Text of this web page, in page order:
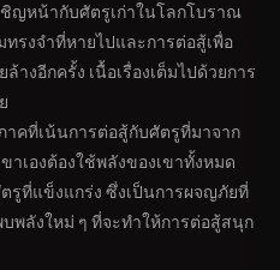
ชิญหน้ากับศัตรูเก่าในโลกโบราณ
ทรงจำที่หายไปและการต่อสู้เพื่อ
างอีกครั้ง เนื้อเรื่องเต็มไปด้วยการ
าคที่เน้นการต่อสู้กับศัตรูที่มาจาก
าเองต้องใช้พลังของเขาทั้งหมด
รูที่แข็งแกร่ง ซึ่งเป็นการผจญภัยที่
พลังใหม่ ๆ ที่จะทำให้การต่อสู้สนุก